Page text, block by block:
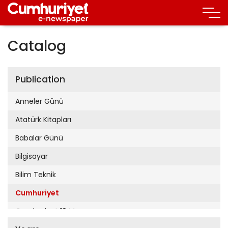
Catalog
Publication
Anneler Günü
Atatürk Kitapları
Babalar Günü
Bilgisayar
Bilim Teknik
Cumhuriyet
Cumhuriyet 19 Mayıs